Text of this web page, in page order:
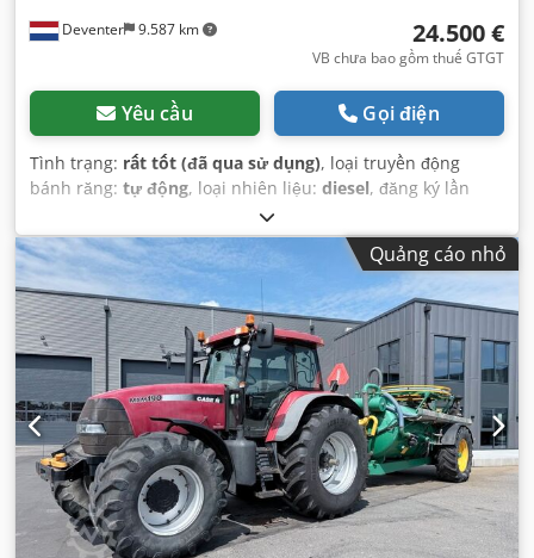
Deventer 9.587 km 24.500 €
VB chưa bao gồm thuế GTGT
Yêu cầu Gọi điện
Tình trạng: rất tốt (đã qua sử dụng), loại truyền động
bánh răng: tự động, loại nhiên liệu: diesel, đăng ký lần
, Năm sản xuất:2016
Thiết bị:cabin,
Quảng cáo nhỏ